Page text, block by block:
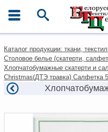
Каталог
Ткани
Домашний текстиль
Одежда
Ковры
гостиниц
Текстильная галантерея
Каталог продукции: ткани,
Столовое белье (скатерти,
Хлопчатобумажные скатерти и
Christmas(ДТЭ травка) Салфетка